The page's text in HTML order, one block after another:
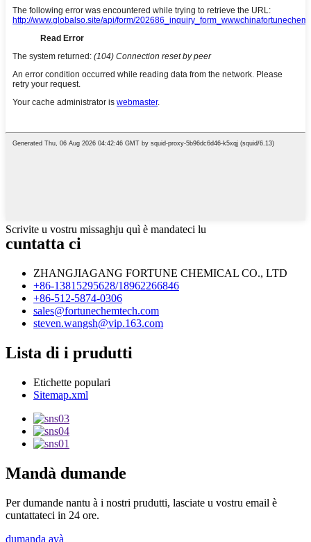
Scrivite u vostru missaghju quì è mandateci lu
cuntatta ci
ZHANGJIAGANG FORTUNE CHEMICAL CO., LTD
+86-13815295628/18962266846
+86-512-5874-0306
sales@fortunechemtech.com
steven.wangsh@vip.163.com
Lista di i prudutti
Etichette populari
Sitemap.xml
Mandà dumande
Per dumande nantu à i nostri prudutti, lasciate u vostru email è
cuntattateci in 24 ore.
dumanda avà